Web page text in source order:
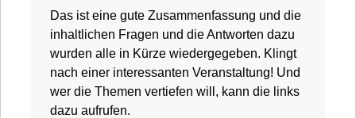
Das ist eine gute Zusammenfassung und die
inhaltlichen Fragen und die Antworten dazu
wurden alle in Kürze wiedergegeben. Klingt
nach einer interessanten Veranstaltung! Und
wer die Themen vertiefen will, kann die links
dazu aufrufen.